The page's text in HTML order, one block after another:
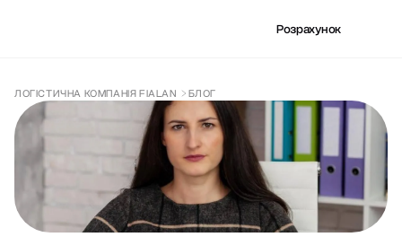
Розрахунок
ЛОГІСТИЧНА КОМПАНІЯ FIALAN БЛОГ